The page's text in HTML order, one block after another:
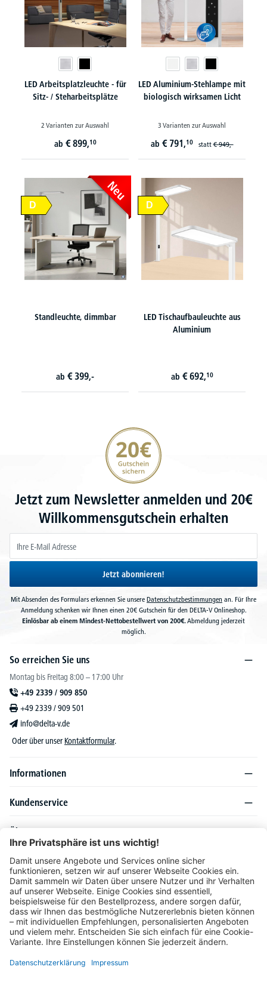
LED Arbeitsplatzleuchte - für
Sitz- / Steharbeitsplätze
2 Varianten zur Auswahl
ab € 899,10
LED Aluminium-Stehlampe mit
biologisch wirksamen Licht
3 Varianten zur Auswahl
ab € 791,10 statt€ 949,-
D
Neu
Standleuchte, dimmbar
ab € 399,-
D
LED Tischaufbauleuchte aus
Aluminium
ab € 692,10
20€ Gutschein sichern
Jetzt zum Newsletter anmelden und 20€
Willkommensgutschein erhalten
Jetzt abonnieren!
Mit Absenden des Formulars erkennen Sie unsere Datenschutzbestimmungen an. Für Ihre
Anmeldung schenken wir Ihnen einen 20€ Gutschein für den DELTA-V Onlineshop.
Einlösbar ab einem Mindest-Nettobestellwert von 200€.Abmeldung jederzeit
möglich.
So erreichen Sie uns
Montag bis Freitag 8:00 – 17:00 Uhr
+49 2339 / 909 850
+49 2339 / 909 501
info@delta-v.de
Oder über unser Kontaktformular.
Informationen
Kundenservice
Über DELTA-V
Produktsortiment
Ratgeber
Folgen Sie uns auch auf
Unser Angebot richtet sich ausschließlich an Industrie, Handel, Gewerbe und